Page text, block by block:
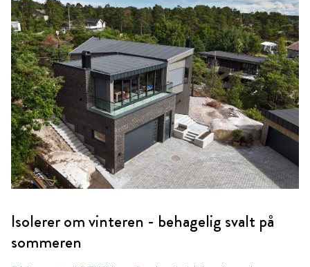
Isolerer om vinteren - behagelig svalt på
sommeren